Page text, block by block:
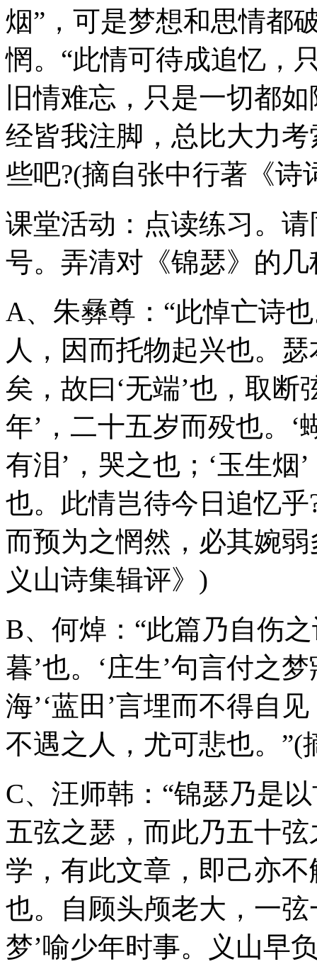
烟”，可是梦想和思情都
惘。“此情可待成追忆，
旧情难忘，只是一切都
经皆我注脚，总比大力
些吧?(摘自张中行著《诗
课堂活动：点读练习。
号。弄清对《锦瑟》的
A、朱彝尊：“此悼亡诗
人，因而托物起兴也。
矣，故曰‘无端’也，取断
年’，二十五岁而殁也。‘
有泪’，哭之也；‘玉生
也。此情岂待今日追忆
而预为之惘然，必其婉
义山诗集辑评》)
B、何焯：“此篇乃自伤
暮’也。‘庄生’句言付之
海’‘蓝田’言埋而不得自
不遇之人，尤可悲也。
C、汪师韩：“锦瑟乃是
五弦之瑟，而此乃五十
学，有此文章，即己亦
也。自顾头颅老大，一
梦’喻少年时事。义山早